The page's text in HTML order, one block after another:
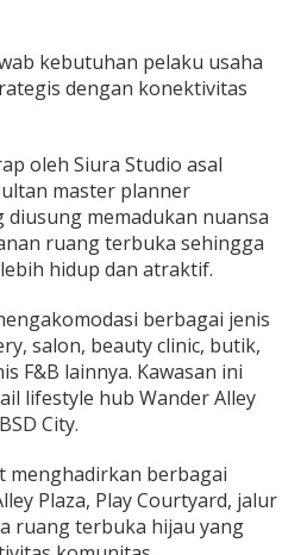
kebutuhan pelaku usaha
dengan konektivitas
oleh Siura Studio asal
master planner
memadukan nuansa
ruang terbuka sehingga
hidup dan atraktif.
berbagai jenis
salon, beauty clinic, butik,
F&B lainnya. Kawasan ini
lifestyle hub Wander Alley
City.
menghadirkan berbagai
Plaza, Play Courtyard, jalur
ruang terbuka hijau yang